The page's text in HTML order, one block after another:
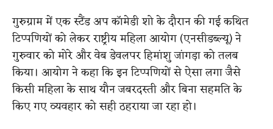
गुरुग्राम में एक स्टैंड अप कॉमेडी शो के दौरान की गई कथित
टिप्पणियों को लेकर राष्ट्रीय महिला आयोग (एनसीडब्ल्यू) ने
गुरुवार को मोरे और वेब डेवलपर हिमांशु जांगड़ा को तलब
किया। आयोग ने कहा कि इन टिप्पणियों से ऐसा लगा जैसे
किसी महिला के साथ यौन जबरदस्ती और बिना सहमति के
किए गए व्यवहार को सही ठहराया जा रहा हो।